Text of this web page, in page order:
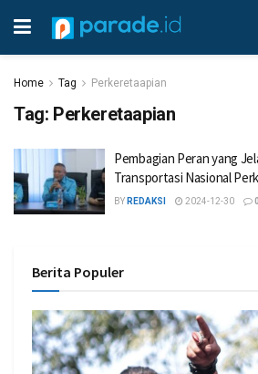
Home Tag Perkeretaapian
Tag: Perkeretaapian
Pembagian Peran yang
Transportasi Nasional
BY REDAKSI 2024-12-30 0
Berita Populer